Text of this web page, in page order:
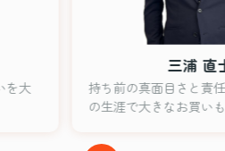
を大
三浦 直
持ち前の真面目さと責
の生涯で大きなお買い